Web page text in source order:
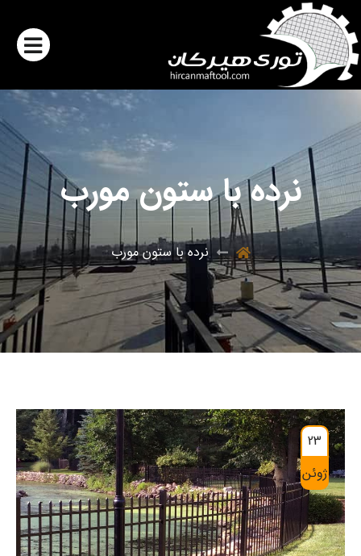
نرده با ستون مورب
نرده با ستون مورب
23
ژوئن